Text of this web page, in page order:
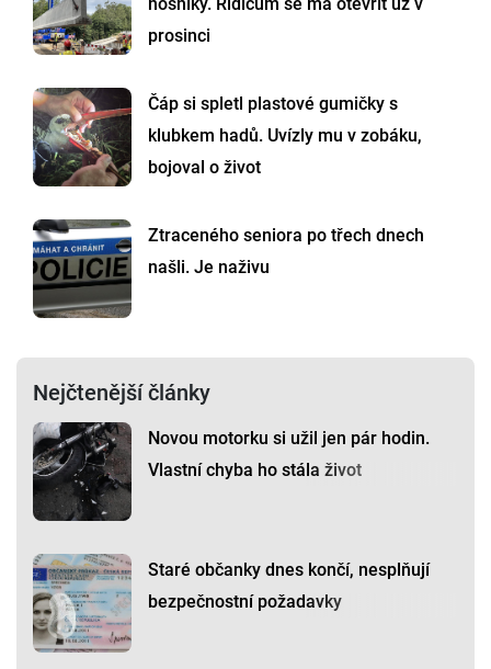
prosinci
Čáp si spletl plastové gumičky s
klubkem hadů. Uvízly mu v zobáku,
bojoval o život
Ztraceného seniora po třech dnech
našli. Je naživu
Nejčtenější články
Novou motorku si užil jen pár hodin.
Vlastní chyba ho stála život
Staré občanky dnes končí, nesplňují
bezpečnostní požadavky